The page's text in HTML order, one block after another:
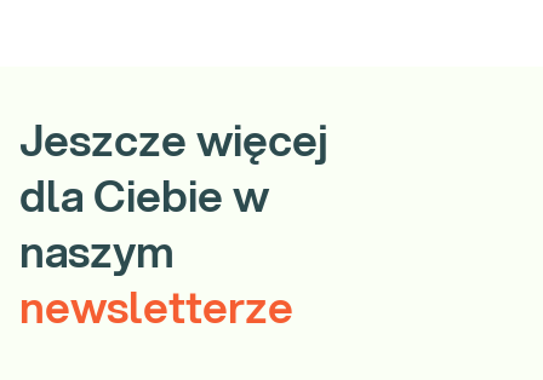
Jeszcze więcej
dla Ciebie w
naszym
newsletterze